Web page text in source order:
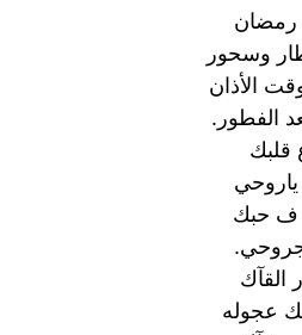
رمضان
وسحور
الأذان
الفطور.
قلبك
ف حبك
جروحي.
القآك
عجوله